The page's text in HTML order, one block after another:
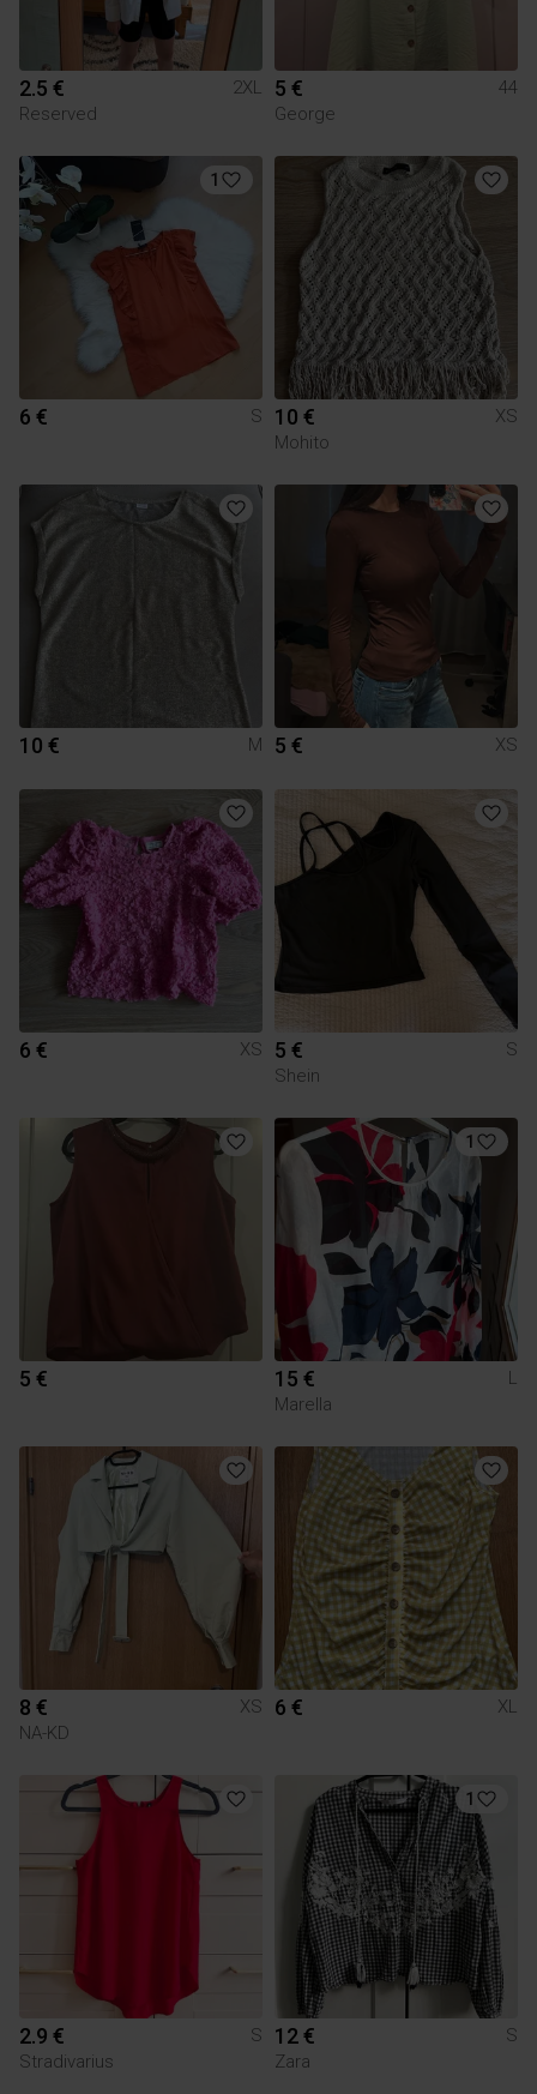
2.5 €
2XL
Reserved
5 €
44
George
1
6 € S 10 €
XS
Mohito
10 € M 5 € XS
6 € XS 5 €
S
Shein
5 €
1
15 €
L
Marella
8 €
XS
NA-KD
6 € XL
2.9 €
S
Stradivarius
1
12 €
S
Zara